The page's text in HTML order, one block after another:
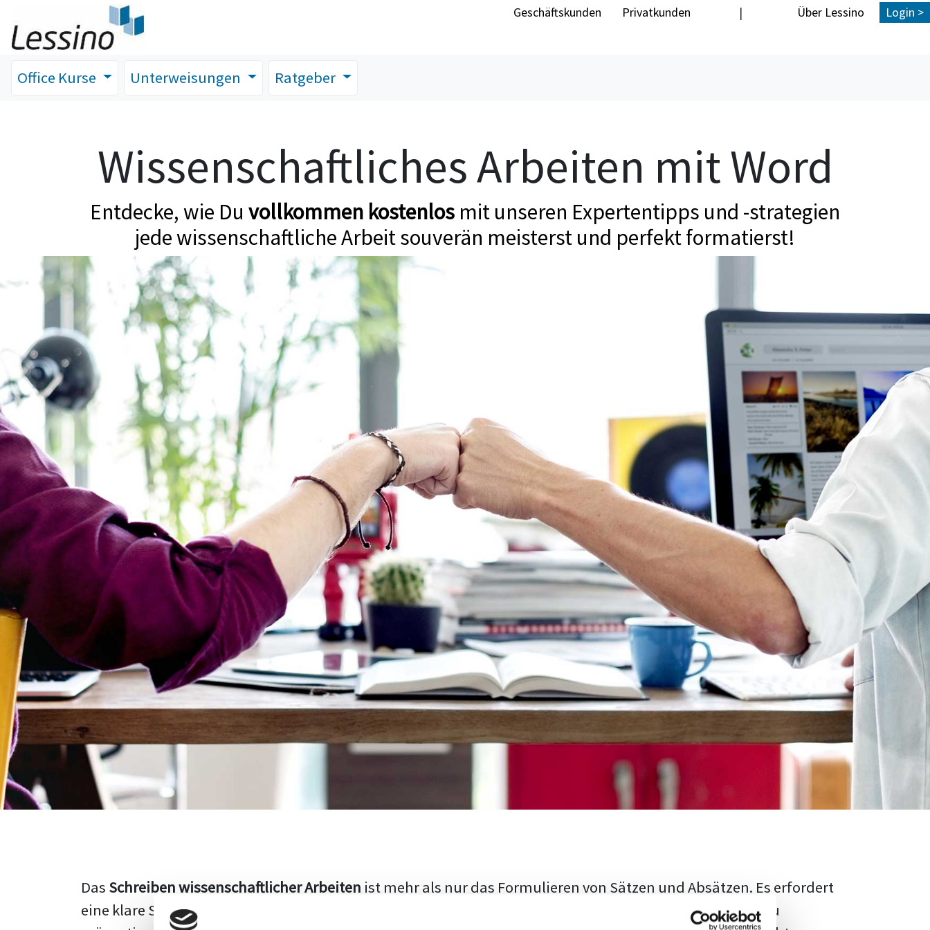
Geschäftskunden Privatkunden | Über Lessino Login >
Office Kurse Unterweisungen Ratgeber
Wissenschaftliches Arbeiten mit Word
Entdecke, wie Du vollkommen kostenlos mit unseren Expertentipps und -strategien
jede wissenschaftliche Arbeit souverän meisterst und perfekt formatierst!
Das Schreiben wissenschaftlicher Arbeiten ist mehr als nur das Formulieren von Sätzen und Absätzen. Es erfordert
eine klare Struktur, einen logischen Aufbau und die Fähigkeit, den aktuellen Forschungsstand adäquat zu